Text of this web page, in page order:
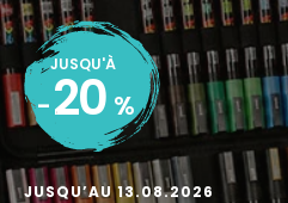
JUSQU'À
- 20 %
JUSQU’AU 13.08.2026